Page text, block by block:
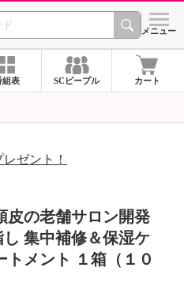
CHANNEL シメニュー
組表 SCピープル カート
ゼント！
皮の老舗サロン開発
集中補修＆保湿ケ
トメント １箱（１０